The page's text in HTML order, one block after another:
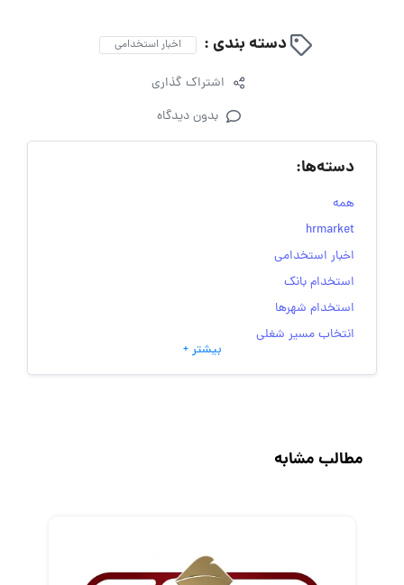
دسته بندی : اخبار استخدامی
اشتراک گذاری
بدون دیدگاه
دسته‌ها:
همه
hrmarket
اخبار استخدامی
استخدام بانک
استخدام شهرها
انتخاب مسیر شغلی
به‌روزرسانی‌های سایت (کارجویی)
رزومه
بیشتر +
مطالب مشابه